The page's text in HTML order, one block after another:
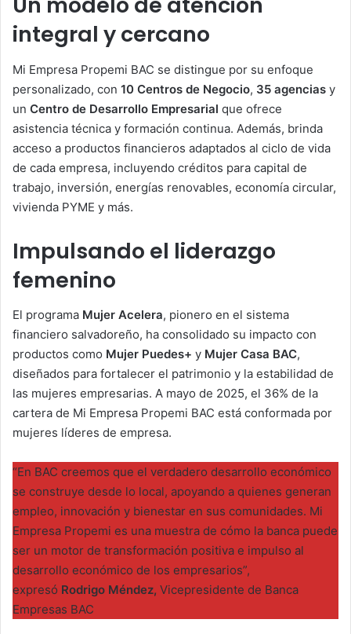
integral y cercano
Mi Empresa Propemi BAC se distingue por su enfoque
personalizado, con 10 Centros de Negocio, 35 agencias y
un Centro de Desarrollo Empresarial que ofrece
asistencia técnica y formación continua. Además, brinda
acceso a productos financieros adaptados al ciclo de vida
de cada empresa, incluyendo créditos para capital de
trabajo, inversión, energías renovables, economía circular,
vivienda PYME y más.
Impulsando el liderazgo
femenino
El programa Mujer Acelera, pionero en el sistema
financiero salvadoreño, ha consolidado su impacto con
productos como Mujer Puedes+ y Mujer Casa BAC,
diseñados para fortalecer el patrimonio y la estabilidad de
las mujeres empresarias. A mayo de 2025, el 36% de la
cartera de Mi Empresa Propemi BAC está conformada por
mujeres líderes de empresa.
“En BAC creemos que el verdadero desarrollo económico
se construye desde lo local, apoyando a quienes generan
empleo, innovación y bienestar en sus comunidades. Mi
Empresa Propemi es una muestra de cómo la banca puede
ser un motor de transformación positiva e impulso al
desarrollo económico de los empresarios”,
expresó Rodrigo Méndez, Vicepresidente de Banca
Empresas BAC